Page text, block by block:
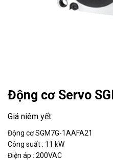
Động cơ Servo
Động cơ SGM7G-1AAFA21
Công suất : 11 kW
Điện áp : 200VAC